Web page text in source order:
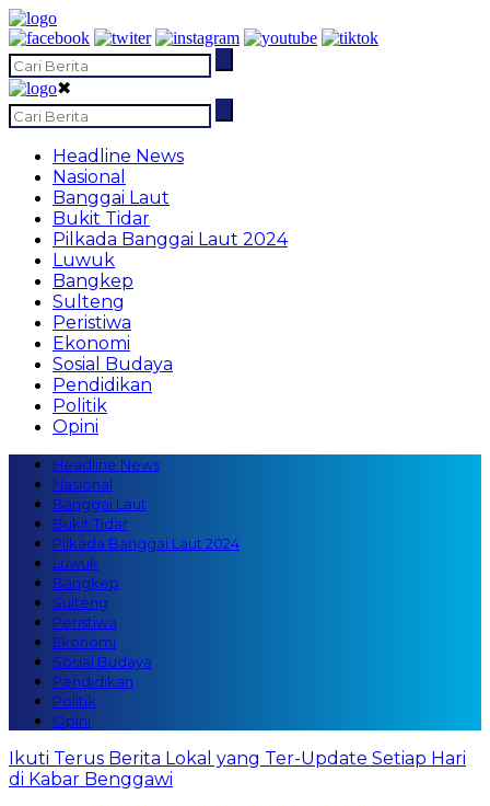
✖
Headline News
Nasional
Banggai Laut
Bukit Tidar
Pilkada Banggai Laut 2024
Luwuk
Bangkep
Sulteng
Peristiwa
Ekonomi
Sosial Budaya
Pendidikan
Politik
Opini
Headline News
Nasional
Banggai Laut
Bukit Tidar
Pilkada Banggai Laut 2024
Luwuk
Bangkep
Sulteng
Peristiwa
Ekonomi
Sosial Budaya
Pendidikan
Politik
Opini
Ikuti Terus Berita Lokal yang Ter-Update Setiap Hari
di Kabar Benggawi